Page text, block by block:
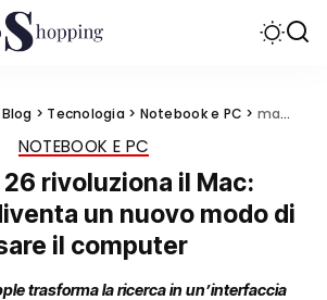
Blog > Tecnologia > Notebook e PC > macOS 26 rivoluziona il Mac: Spotlight diventa un nuovo modo di usare il computer
NOTEBOOK E PC
26 rivoluziona il Mac:
un nuovo modo di
il computer
trasforma la ricerca in un’interfaccia